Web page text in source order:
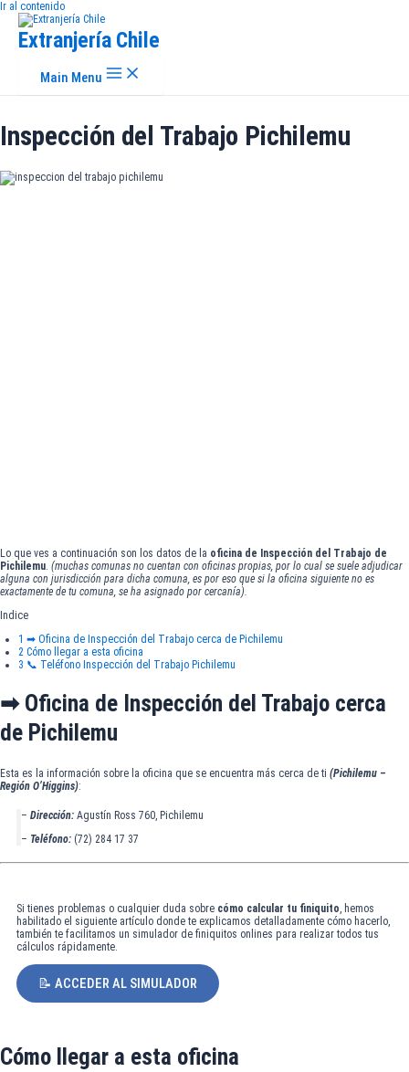
Ir al contenido
Extranjería Chile
Main Menu
Inspección del Trabajo Pichilemu
Lo que ves a continuación son los datos de la oficina de Inspección del Trabajo de
Pichilemu (muchas comunas no cuentan con oficinas propias, por lo cual se suele adjudicar
alguna con jurisdicción para dicha comuna, es por eso que si la oficina siguiente no es
exactamente de tu comuna, se ha asignado por cercanía).
Indice
1 ➡ Oficina de Inspección del Trabajo cerca de Pichilemu
2 Cómo llegar a esta oficina
3 📞 Teléfono Inspección del Trabajo Pichilemu
➡ Oficina de Inspección del Trabajo cerca
de Pichilemu
Esta es la información sobre la oficina que se encuentra más cerca de ti (Pichilemu –
Región O’Higgins):
– Dirección: Agustín Ross 760, Pichilemu
– Teléfono: (72) 284 17 37
Si tienes problemas o cualquier duda sobre cómo calcular tu finiquito, hemos
habilitado el siguiente artículo donde te explicamos detalladamente cómo hacerlo,
también te facilitamos un simulador de finiquitos onlines para realizar todos tus
cálculos rápidamente.
📝 ACCEDER AL SIMULADOR
Cómo llegar a esta oficina